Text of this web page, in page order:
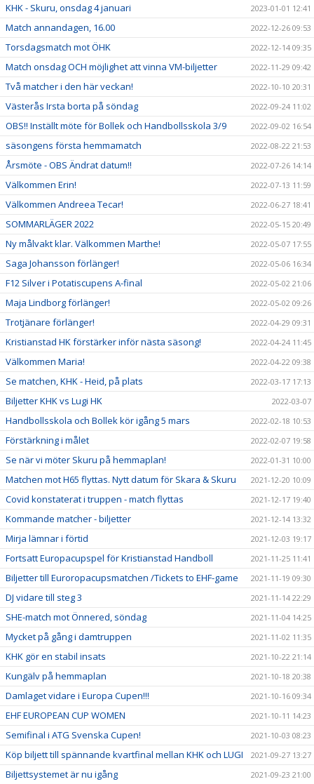
KHK - Skuru, onsdag 4 januari 2023-01-01 12:41
Match annandagen, 16.00 2022-12-26 09:53
Torsdagsmatch mot ÖHK 2022-12-14 09:35
Match onsdag OCH möjlighet att vinna VM-biljetter 2022-11-29 09:42
Två matcher i den här veckan! 2022-10-10 20:31
Västerås Irsta borta på söndag 2022-09-24 11:02
OBS!! Inställt möte för Bollek och Handbollsskola 3/9 2022-09-02 16:54
säsongens första hemmamatch 2022-08-22 21:53
Årsmöte - OBS Ändrat datum!! 2022-07-26 14:14
Välkommen Erin! 2022-07-13 11:59
Välkommen Andreea Tecar! 2022-06-27 18:41
SOMMARLÄGER 2022 2022-05-15 20:49
Ny målvakt klar. Välkommen Marthe! 2022-05-07 17:55
Saga Johansson förlänger! 2022-05-06 16:34
F12 Silver i Potatiscupens A-final 2022-05-02 21:06
Maja Lindborg förlänger! 2022-05-02 09:26
Trotjänare förlänger! 2022-04-29 09:31
Kristianstad HK förstärker inför nästa säsong! 2022-04-24 11:45
Välkommen Maria! 2022-04-22 09:38
Se matchen, KHK - Heid, på plats 2022-03-17 17:13
Biljetter KHK vs Lugi HK 2022-03-07
Handbollsskola och Bollek kör igång 5 mars 2022-02-18 10:53
Förstärkning i målet 2022-02-07 19:58
Se när vi möter Skuru på hemmaplan! 2022-01-31 10:00
Matchen mot H65 flyttas. Nytt datum för Skara & Skuru 2021-12-20 10:09
Covid konstaterat i truppen - match flyttas 2021-12-17 19:40
Kommande matcher - biljetter 2021-12-14 13:32
Mirja lämnar i förtid 2021-12-03 19:17
Fortsatt Europacupspel för Kristianstad Handboll 2021-11-25 11:41
Biljetter till Euroropacupsmatchen /Tickets to EHF-game 2021-11-19 09:30
DJ vidare till steg 3 2021-11-14 22:29
SHE-match mot Önnered, söndag 2021-11-04 14:25
Mycket på gång i damtruppen 2021-11-02 11:35
KHK gör en stabil insats 2021-10-22 21:14
Kungälv på hemmaplan 2021-10-18 20:38
Damlaget vidare i Europa Cupen!!! 2021-10-16 09:34
EHF EUROPEAN CUP WOMEN 2021-10-11 14:23
Semifinal i ATG Svenska Cupen! 2021-10-03 08:23
Köp biljett till spännande kvartfinal mellan KHK och LUGI 2021-09-27 13:27
Biljettsystemet är nu igång 2021-09-23 21:00